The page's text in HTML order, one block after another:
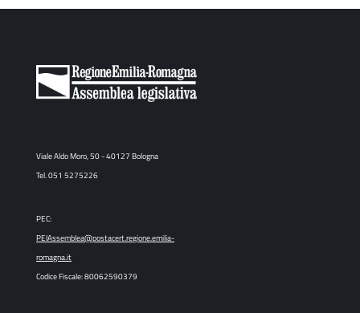
Viale Aldo Moro, 50 - 40127 Bologna
Tel. 051 5275226
PEC:
PEIAssemblea@postacert.regione.emilia-
romagna.it
Codice Fiscale: 80062590379